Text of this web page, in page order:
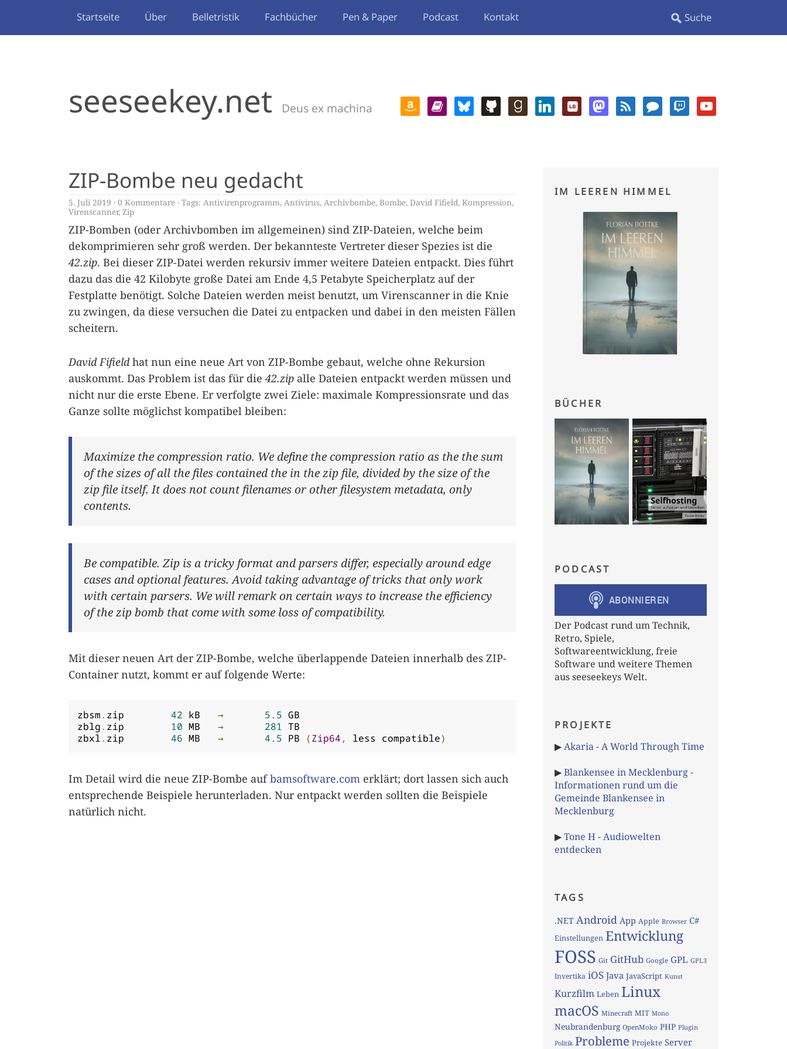
Startseite Über Belletristik Fachbücher Pen & Paper Podcast Kontakt
seeseekey.net Deus ex machina
ZIP-Bombe neu gedacht
5. Juli 2019 0 Kommentare Tags: Antivirenprogramm, Antivirus, Archivbombe, Bombe, David Fifield, Kompression,
Virenscanner, Zip
ZIP-Bomben (oder Archivbomben im allgemeinen) sind ZIP-Dateien, welche beim
dekomprimieren sehr groß werden. Der bekannteste Vertreter dieser Spezies ist die
42.zip. Bei dieser ZIP-Datei werden rekursiv immer weitere Dateien entpackt. Dies führt
dazu das die 42 Kilobyte große Datei am Ende 4,5 Petabyte Speicherplatz auf der
Festplatte benötigt. Solche Dateien werden meist benutzt, um Virenscanner in die Knie
zu zwingen, da diese versuchen die Datei zu entpacken und dabei in den meisten Fällen
scheitern.
David Fifieldhat nun eine neue Art von ZIP-Bombe gebaut, welche ohne Rekursion
auskommt. Das Problem ist das für die 42.zip alle Dateien entpackt werden müssen und
nicht nur die erste Ebene. Er verfolgte zwei Ziele: maximale Kompressionsrate und das
Ganze sollte möglichst kompatibel bleiben:
Maximize the compression ratio. We define the compression ratio as the the sum
of the sizes of all the files contained the in the zip file, divided by the size of the
zip file itself. It does not count filenames or other filesystem metadata, only
contents.
Be compatible. Zip is a tricky format and parsers differ, especially around edge
cases and optional features. Avoid taking advantage of tricks that only work
with certain parsers. We will remark on certain ways to increase the efficiency
of the zip bomb that come with some loss of compatibility.
Mit dieser neuen Art der ZIP-Bombe, welche überlappende Dateien innerhalb des ZIP-
Container nutzt, kommt er auf folgende Werte:
zbsm. 42 → 5.5 GB
zblg. 10 → 281 TB
zbxl. 46 → 4.5 PB (Zip64 , less compatible)
Im Detail wird die neue ZIP-Bombe aufbamsoftware.com erklärt; dort lassen sich auch
entsprechende Beispiele herunterladen. Nur entpackt werden sollten die Beispiele
natürlich nicht.
IM LEEREN HIMMEL
BÜCHER
PODCAST
Der Podcast rund um Technik,
Retro, Spiele,
Softwareentwicklung, freie
Software und weitere Themen
aus seeseekeys Welt.
PROJEKTE
▶Akaria - A World Through Time
▶Blankensee in Mecklenburg -
Informationen rund um die
Gemeinde Blankensee in
Mecklenburg
▶Tone H - Audiowelten
entdecken
TAGS
.NET Android App Apple Browser C#
Einstellungen Entwicklung
FOSS Git GitHub Google GPL GPL3
Invertika iOS Java JavaScript Kunst
Kurzfilm Leben Linux
macOS Minecraft MIT Mono
Neubrandenburg OpenMoko PHP Plugin
Politik Probleme Projekte Server